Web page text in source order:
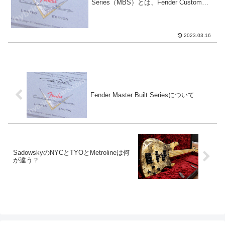
Series（MBS）とは、Fender Custom
2023.03.16
Fender Master Built Seriesについて
SadowskyのNYCとTYOとMetrolineは何
が違う？